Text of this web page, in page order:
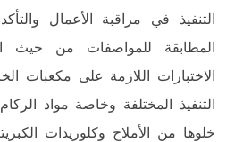
التنفيذ في مراقبة الأعمال
المطابقة للمواصفات من حيث
الاختبارات اللازمة على مكعبات
التنفيذ المختلفة وخاصة مواد
خلوها من الأملاح وكلوريدات